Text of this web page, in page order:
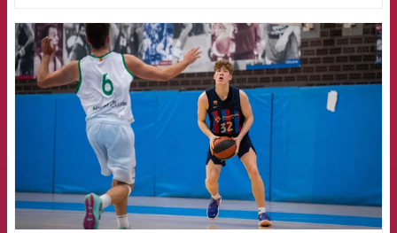
FCB Barcelona badge